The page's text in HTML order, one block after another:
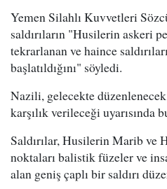
Yemen Silahlı Kuvvetleri
saldırıların "Husilerin askeri
tekrarlanan ve haince
başlatıldığını" söyledi.
Nazili, gelecekte
karşılık verileceği uyarısında
Saldırılar, Husilerin Marib ve
noktaları balistik füzeler ve
alan geniş çaplı bir saldırı